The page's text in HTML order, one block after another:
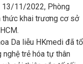
13/11/2022, Phòng
thức khai trương cơ sở
Da liễu HKmedi đã tổ
trẻ hóa tự thân